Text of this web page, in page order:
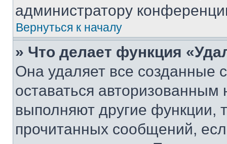
администратору
Вернуться к началу
» Что делает функция
Она удаляет все созданные
оставаться
выполняют другие функции,
прочитанных сообщений,